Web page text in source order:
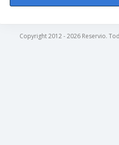
Copyright 2012 - 2026 Reservio.